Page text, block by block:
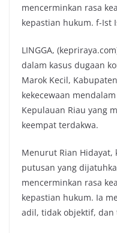
mencerminkan rasa
kepastian hukum. f-Ist
LINGGA,
dalam kasus dugaan
Marok Kecil,
kekecewaan
Kepulauan Riau yang
keempat terdakwa.
Menurut Rian Hidayat,
putusan yang
mencerminkan rasa
kepastian hukum. Ia
adil, tidak objektif,